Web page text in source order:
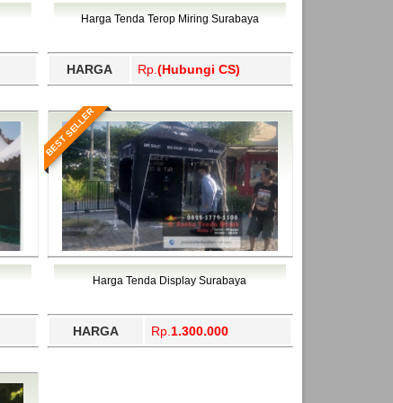
Yalimo, Yogyakarta.
Harga Tenda Terop Miring Surabaya
HARGA Rp. (Hubungi CS)
BEST SELLER
Harga Tenda Display Surabaya
HARGA Rp. 1.300.000